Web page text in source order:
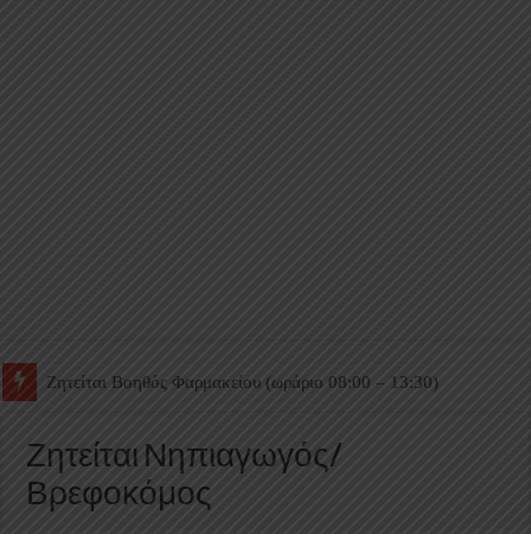
Ζητείται Βοηθός Θαλάμου
Ζητείται Νηπιαγωγός/
Βρεφοκόμος